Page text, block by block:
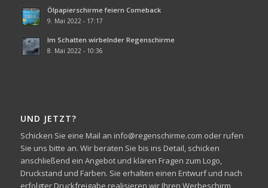
Ölpapierschirme feiern Comeback
9. Mai 2022 - 17:17
Im Schatten wirbelnder Regenschirme
8. Mai 2022 - 10:36
UND JETZT?
Schicken Sie eine Mail an info@regenschirme.com oder rufen
Sie uns bitte an. Wir beraten Sie bis ins Detail, schicken
anschließend ein Angebot und klären Fragen zum Logo,
Druckstand und Farben. Sie erhalten einen Entwurf und nach
erfolgter Druckfreigabe realisieren wir Ihren Werbeschirm